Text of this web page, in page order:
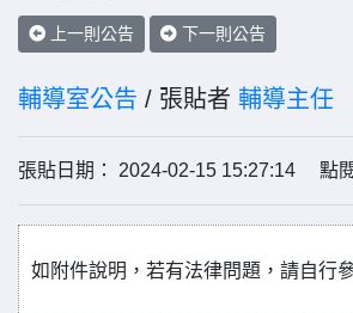
上一則公告 下一則公告
輔導室公告 / 張貼者 輔導主任
張貼日期： 2024-02-15 15:27:14 點閱
如附件說明，若有法律問題，請自行